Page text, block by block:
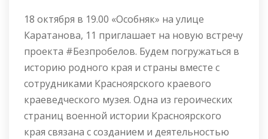
18 октября в 19.00 «Особняк» на улице
Каратанова, 11 приглашает на новую встречу
проекта #Безпробелов. Будем погружаться в
историю родного края и страны вместе с
сотрудниками Красноярского краевого
краеведческого музея. Одна из героических
страниц военной истории Красноярского
края связана с созданием и деятельностью